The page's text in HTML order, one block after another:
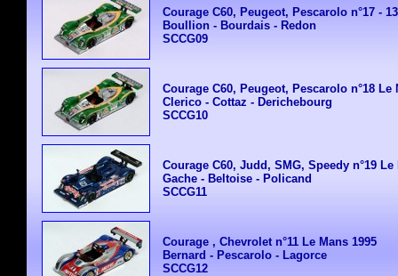
Courage C60, Peugeot, Pescarolo n°17 -
Boullion - Bourdais - Redon
SCCG09
Courage C60, Peugeot, Pescarolo n°18 Le
Clerico - Cottaz - Derichebourg
SCCG10
Courage C60, Judd, SMG, Speedy n°19 Le
Gache - Beltoise - Policand
SCCG11
Courage , Chevrolet n°11 Le Mans 1995
Bernard - Pescarolo - Lagorce
SCCG12